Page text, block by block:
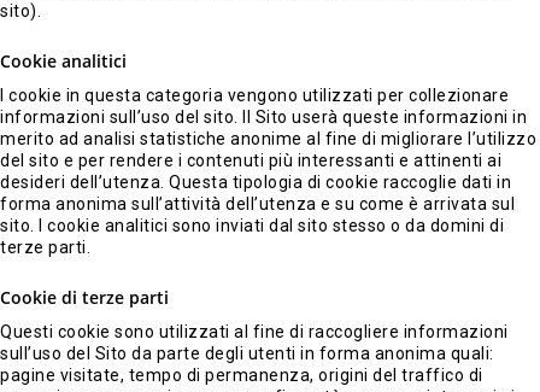
sito).
Cookie analitici
I cookie in questa categoria vengono utilizzati per collezionare
informazioni sull’uso del sito. Il Sito userà queste informazioni in
merito ad analisi statistiche anonime al fine di migliorare l’utilizzo
del sito e per rendere i contenuti più interessanti e attinenti ai
desideri dell’utenza. Questa tipologia di cookie raccoglie dati in
forma anonima sull’attività dell’utenza e su come è arrivata sul
sito. I cookie analitici sono inviati dal sito stesso o da domini di
terze parti.
Cookie di terze parti
Questi cookie sono utilizzati al fine di raccogliere informazioni
sull’uso del Sito da parte degli utenti in forma anonima quali:
pagine visitate, tempo di permanenza, origini del traffico di